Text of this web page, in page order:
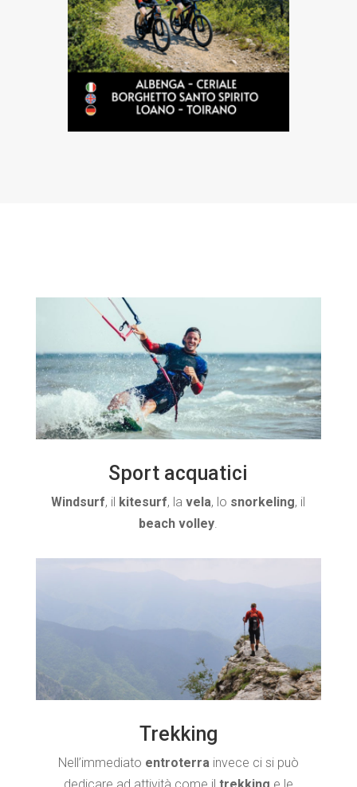
Sport acquatici
Windsurf, il kitesurf, lavela, lo snorkeling, il
beach volley.
Trekking
Nell’immediato entroterra invece ci si può